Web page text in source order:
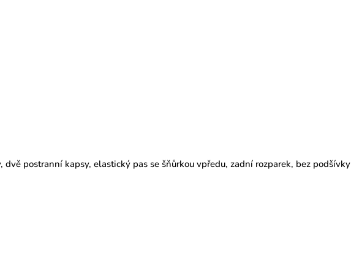
dvě postranní kapsy, elastický pas se šňůrkou vpředu, zadní rozparek, bez podšívky